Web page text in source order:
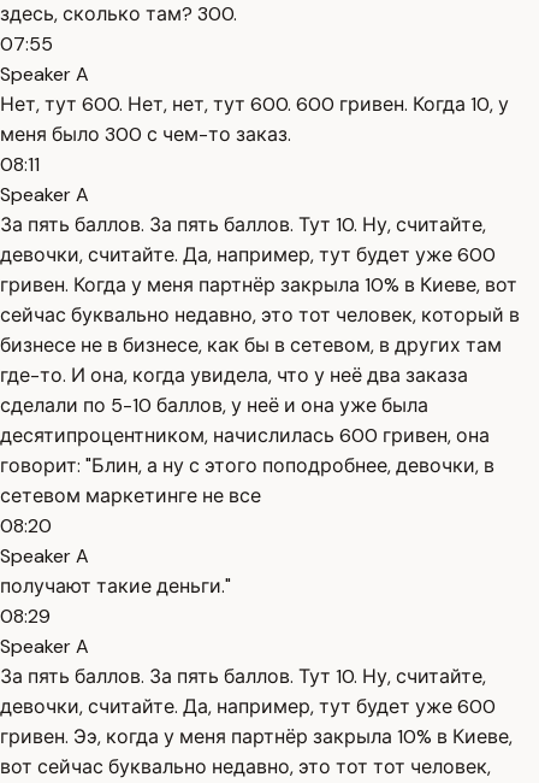
здесь, сколько там? 300.
07:55
Speaker A
Нет, тут 600. Нет, нет, тут 600. 600 гривен. Когда 10, у
меня было 300 с чем-то заказ.
08:11
Speaker A
За пять баллов. За пять баллов. Тут 10. Ну, считайте,
девочки, считайте. Да, например, тут будет уже 600
гривен. Когда у меня партнёр закрыла 10% в Киеве, вот
сейчас буквально недавно, это тот человек, который в
бизнесе не в бизнесе, как бы в сетевом, в других там
где-то. И она, когда увидела, что у неё два заказа
сделали по 5-10 баллов, у неё и она уже была
десятипроцентником, начислилась 600 гривен, она
говорит: "Блин, а ну с этого поподробнее, девочки, в
сетевом маркетинге не все
08:20
Speaker A
получают такие деньги."
08:29
Speaker A
За пять баллов. За пять баллов. Тут 10. Ну, считайте,
девочки, считайте. Да, например, тут будет уже 600
гривен. Ээ, когда у меня партнёр закрыла 10% в Киеве,
вот сейчас буквально недавно, это тот тот человек,